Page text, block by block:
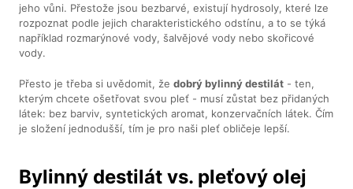
jeho vůni. Přestože jsou bezbarvé, existují hydrosoly, které lze
rozpoznat podle jejich charakteristického odstínu, a to se týká
například rozmarýnové vody, šalvějové vody nebo skořicové
vody.
Přesto je třeba si uvědomit, žedobrý bylinný destilát - ten,
kterým chcete ošetřovat svou pleť - musí zůstat bez přidaných
látek: bez barviv, syntetických aromat, konzervačních látek. Čím
je složení jednodušší, tím je pro naši pleť obličeje lepší.
Bylinný destilát vs. pleťový olej